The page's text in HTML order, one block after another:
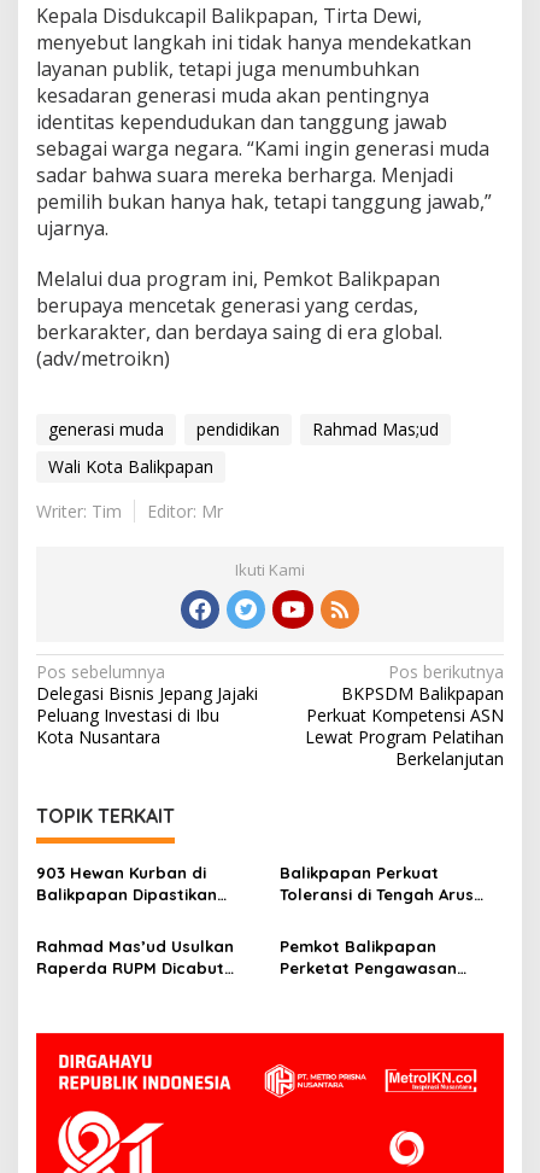
Kepala Disdukcapil Balikpapan, Tirta Dewi,
menyebut langkah ini tidak hanya mendekatkan
layanan publik, tetapi juga menumbuhkan
kesadaran generasi muda akan pentingnya
identitas kependudukan dan tanggung jawab
sebagai warga negara. “Kami ingin generasi muda
sadar bahwa suara mereka berharga. Menjadi
pemilih bukan hanya hak, tetapi tanggung jawab,”
ujarnya.
Melalui dua program ini, Pemkot Balikpapan
berupaya mencetak generasi yang cerdas,
berkarakter, dan berdaya saing di era global.
(adv/metroikn)
generasi muda pendidikan
Rahmad Mas;ud
Wali Kota Balikpapan
Writer: Tim
Editor: Mr
Ikuti Kami
Navigasi
pos
Pos sebelumnya
Delegasi Bisnis Jepang Jajaki
Peluang Investasi di Ibu
Kota Nusantara
Pos berikutnya
BKPSDM Balikpapan
Perkuat Kompetensi ASN
Lewat Program Pelatihan
Berkelanjutan
TOPIK TERKAIT
903 Hewan Kurban di
Balikpapan Dipastikan
Balikpapan Perkuat
Toleransi di Tengah Arus
Rahmad Mas’ud Usulkan
Raperda RUPM Dicabut
Pemkot Balikpapan
Perketat Pengawasan
Dikelola Baik